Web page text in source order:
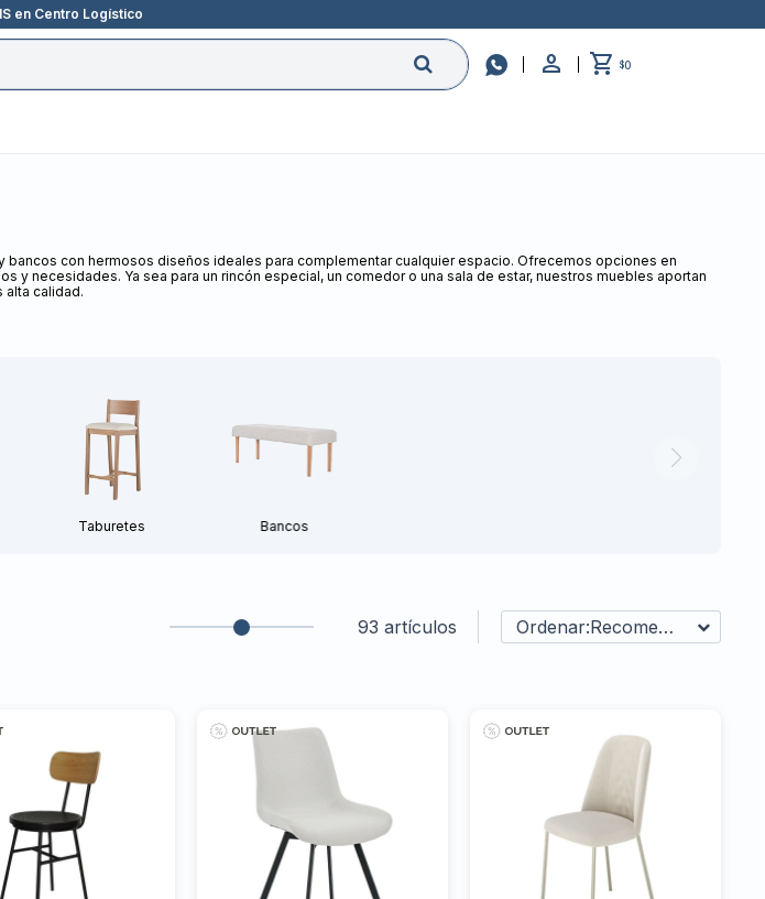
en Centro Logístico
 $0
bancos con hermosos diseños ideales para complementar cualquier espacio. Ofrecemos opciones en
necesidades. Ya sea para un rincón especial, un comedor o una sala de estar, nuestros muebles aportan
alta calidad.
Taburetes Bancos
93 artículos Recomendados